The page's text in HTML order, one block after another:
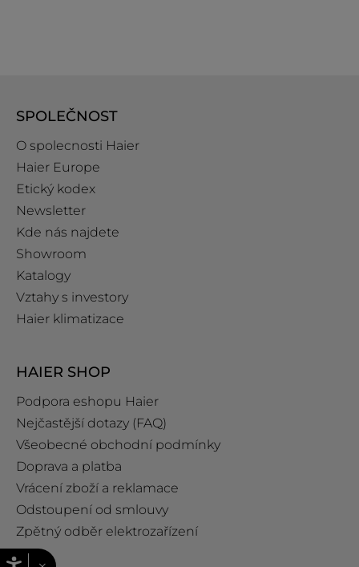
SPOLEČNOST
O spolecnosti Haier
Haier Europe
Etický kodex
Newsletter
Kde nás najdete
Showroom
Katalogy
Vztahy s investory
Haier klimatizace
HAIER SHOP
Podpora eshopu Haier
Nejčastější dotazy (FAQ)
Všeobecné obchodní podmínky
Doprava a platba
Vrácení zboží a reklamace
Odstoupení od smlouvy
Zpětný odběr elektrozařízení